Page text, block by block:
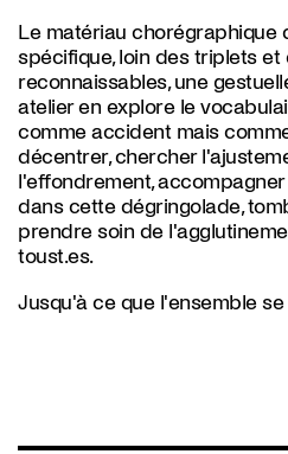
Le matériau chorégraphique
spécifique, loin des triplets et
reconnaissables, une
atelier en explore le
comme accident mais
décentrer, chercher
l'effondrement,
dans cette dégringolade,
prendre soin de
toust.es.
Jusqu'à ce que l'ensemble